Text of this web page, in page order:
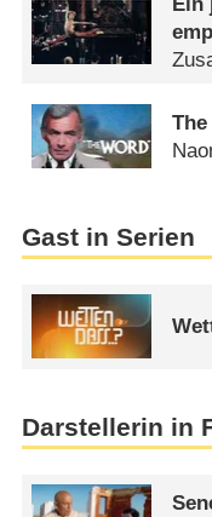
Gast in Serien
Darstellerin in